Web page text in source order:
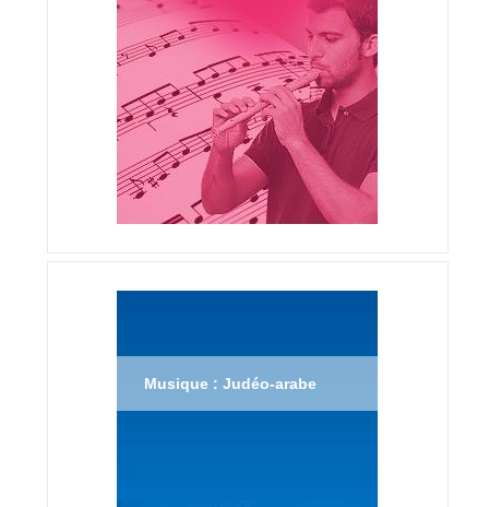
Musique : Judéo-arabe